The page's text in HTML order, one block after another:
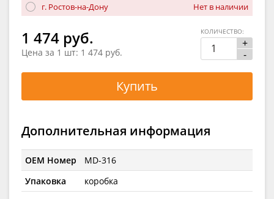
г. Ростов-на-Дону
Нет в наличии
1 474 руб.
Цена за 1 шт: 1 474 руб.
+
-
КОЛИЧЕСТВО:
Купить
Дополнительная информация
OEM Номер
MD-316
Упаковка
коробка